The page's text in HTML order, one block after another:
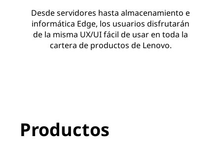
Desde servidores hasta almacenamiento e
informática Edge, los usuarios disfrutarán
de la misma UX/UI fácil de usar en toda la
cartera de productos de Lenovo.
Productos